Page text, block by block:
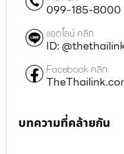
099-185-8000
แอดไลน์ คลิก
ID:
Facebook คลิก
บทความที่คล้ายกัน